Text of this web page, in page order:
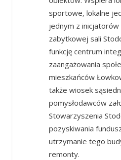
sportowe, lokalne
jednym z
zabytkowej sali
funkcję centrum
zaangażowania
mieszkańców
także wiosek
pomysłodawców
Stowarzyszenia
pozyskiwania
utrzymanie tego
remonty.